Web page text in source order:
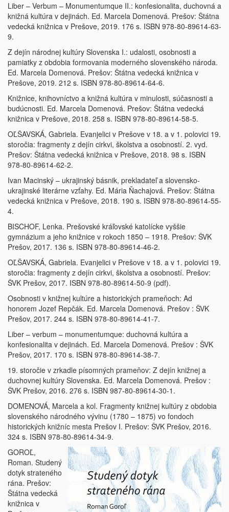
Liber – Verbum – Monumentumque II.: konfesionalita, duchovná a
knižná kultúra v dejinách. Ed. Marcela Domenová. Prešov: Štátna
vedecká knižnica v Prešove, 2019. 176 s. ISBN 978-80-89614-63-
9.
Z dejín národnej kultúry Slovenska I.: udalosti, osobnosti a
pamiatky z obdobia formovania moderného slovenského národa.
Ed. Marcela Domenová. Prešov: Štátna vedecká knižnica v
Prešove, 2019. 212 s. ISBN 978-80-89614-64-6.
Knižnice, knihovníctvo a knižná kultúra v minulosti, súčasnosti a
budúcnosti. Ed. Marcela Domenová. Prešov: Štátna vedecká
knižnica v Prešove, 2018. 258 s. ISBN 978-80-89614-58-5.
OĽŠAVSKÁ, Gabriela. Evanjelici v Prešove v 18. a v 1. polovici 19.
storočia: fragmenty z dejín cirkvi, školstva a osobností. 2. vyd.
Prešov: Štátna vedecká knižnica v Prešove, 2018. 98 s. ISBN
978-80-89614-62-2.
Ivan Macinský – ukrajinský básnik, prekladateľ a slovensko-
ukrajinské literárne vzťahy. Ed. Mária Ňachajová. Prešov: Štátna
vedecká knižnica v Prešove, 2018. 190 s. ISBN 978-80-89614-55-
4.
BISCHOF, Lenka. Prešovské kráľovské katolícke vyššie
gymnázium a jeho knižnice v rokoch 1850 – 1918. Prešov: ŠVK
Prešov, 2017. 136 s. ISBN 978-80-89614-46-2.
OĽŠAVSKÁ, Gabriela. Evanjelici v Prešove v 18. a v 1. polovici 19.
storočia: fragmenty z dejín cirkvi, školstva a osobností. Prešov:
ŠVK Prešov, 2017. ISBN 978-80-89614-50-9 (pdf).
Osobnosti v knižnej kultúre a historických prameňoch: Ad
honorem Jozef Repčák. Ed. Marcela Domenová. Prešov : ŠVK
Prešov, 2017. 244 s. ISBN 978-80-89614-41-7.
Liber – verbum – monumentumque: duchovná kultúra a
konfesionalita v dejinách. Ed. Marcela Domenová. Prešov : ŠVK
Prešov, 2017. 170 s. ISBN 978-80-89614-38-7.
19. storočie v zrkadle písomných prameňov: Z dejín knižnej a
duchovnej kultúry Slovenska. Ed. Marcela Domenová. Prešov :
ŠVK Prešov, 2016. 276 s. ISBN 987-80-89614-30-1.
DOMENOVÁ, Marcela a kol. Fragmenty knižnej kultúry z obdobia
slovenského národného vývinu (1780 – 1875) vo fondoch
historických knižníc mesta Prešov I. Prešov: ŠVK Prešov, 2016.
324 s. ISBN 978-80-89614-34-9.
GOROĽ,
Roman. Studený
dotyk strateného
rána. Prešov:
Štátna vedecká
knižnica v